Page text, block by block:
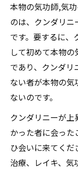
本物の気功師,気
のは、クンダリ
です。要するに、
して初めて本物
であり、クンダ
ない者が本物の
ないのです。
クンダリニーが
かった者に会っ
ひ会いに来てく
治療、レイキ、